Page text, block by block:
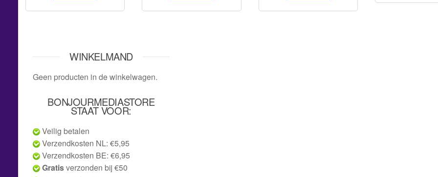
WINKELMAND
Geen producten in de winkelwagen.
BONJOURMEDIASTORE
STAAT VOOR:
Veilig betalen
Verzendkosten NL: €5,95
Verzendkosten BE: €6,95
Gratisverzonden bij €50